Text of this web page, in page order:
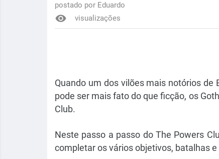
postado por Eduardo
visualizações
Quando um dos vilões mais notórios
pode ser mais fato do que ficção, os
Club.
Neste passo a passo do The Powers
completar os vários objetivos, batalhas